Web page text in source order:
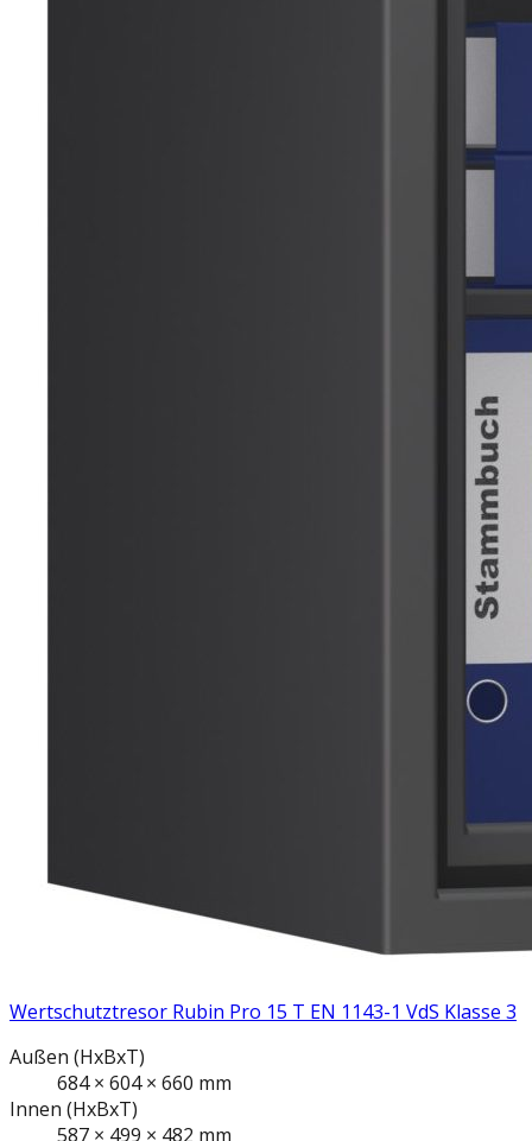
Wertschutztresor Rubin Pro 15 T EN 1143-1 VdS Klasse 3
Außen (HxBxT)
684× 604× 660 mm
Innen (HxBxT)
587 × 499 × 482 mm